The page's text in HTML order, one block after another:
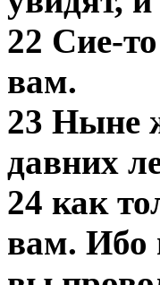
22 Сие-
вам.
23 Ныне
давних
24 как
вам. Ибо